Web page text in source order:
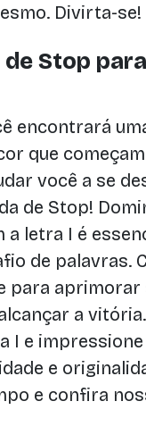
Divirta-se!
Stop
encontrará
que
você a se
de Stop!
a letra I é
de palavras.
para aprimorar
a
I e
e
e confira